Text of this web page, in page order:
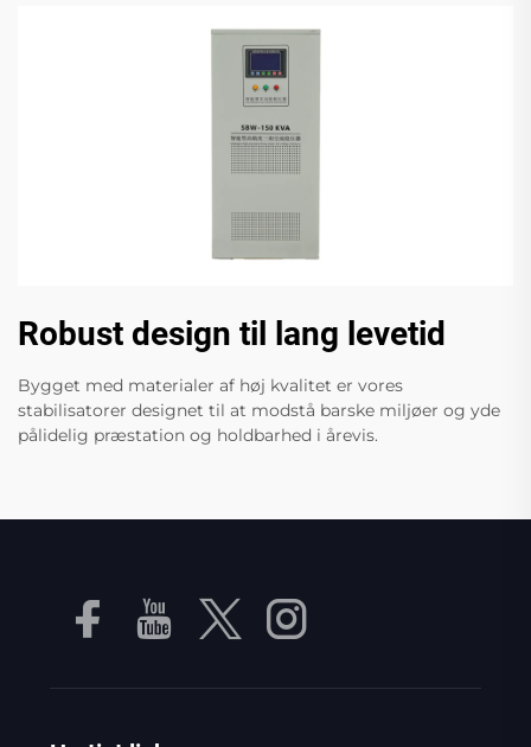
Robust design til lang levetid
Bygget med materialer af høj kvalitet er vores
stabilisatorer designet til at modstå barske miljøer og yde
pålidelig præstation og holdbarhed i årevis.